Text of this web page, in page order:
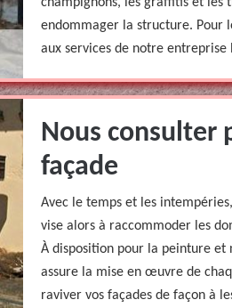
endommager la structure. Pour
aux services de notre entreprise
Nous consulter
façade
Avec le temps et les
vise alors à raccommoder les
À disposition pour la peinture et
assure la mise en œuvre de
raviver vos façades de façon à